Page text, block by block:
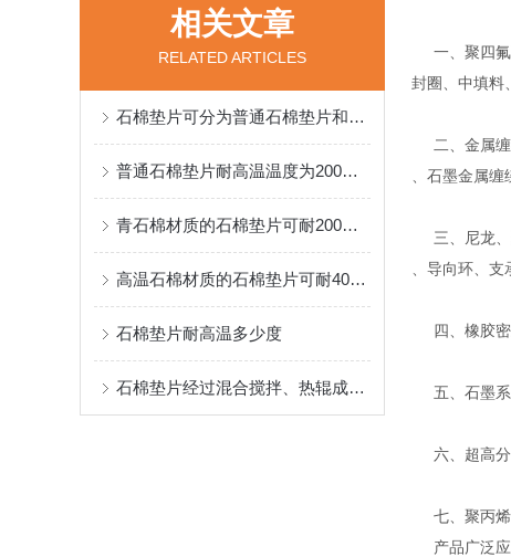
相关文章
RELATED ARTICLES
石棉垫片可分为普通石棉垫片和耐油石棉橡胶垫片
普通石棉垫片耐高温温度为200℃左右
青石棉材质的石棉垫片可耐200℃的高温
高温石棉材质的石棉垫片可耐400℃的高温。
石棉垫片耐高温多少度
石棉垫片经过混合搅拌、热辊成型、硫化等工序制成
一、聚四氟
封圈、中填料
二、金属缠
、石墨金属
三、尼龙、
、导向环、支
四、橡胶密
五、石墨系
六、超高分
七、聚丙烯
产品广泛应